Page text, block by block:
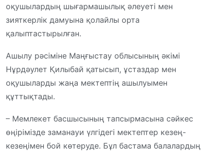
оқушылардың шығармашылық әлеуеті мен
зияткерлік дамуына қолайлы орта
қалыптастырылған.
Ашылу рәсіміне Маңғыстау облысының әкімі
Нұрдәулет Қилыбай қатысып, ұстаздар мен
оқушыларды жаңа мектептің ашылуымен
құттықтады.
– Мемлекет басшысының тапсырмасына сәйкес
өңірімізде заманауи үлгідегі мектептер кезең-
кезеңімен бой көтеруде. Бұл бастама балалардың